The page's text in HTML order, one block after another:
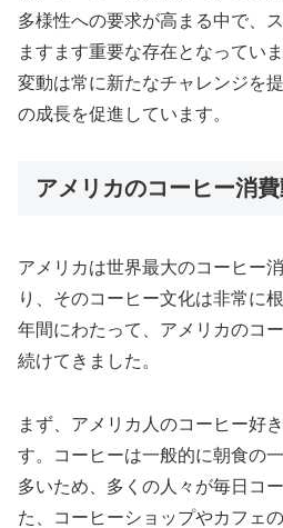
多様性への要求が高まる中で、
ますます重要な存在となってい
変動は常に新たなチャレンジを
の成長を促進しています。
アメリカのコーヒー消費
アメリカは世界最大のコーヒー
り、そのコーヒー文化は非常に
年間にわたって、アメリカのコ
続けてきました。
まず、アメリカ人のコーヒー好
す。コーヒーは一般的に朝食の
多いため、多くの人々が毎日コ
た、コーヒーショップやカフェ